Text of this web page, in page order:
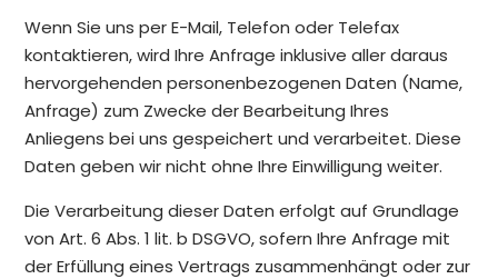
Wenn Sie uns per E-Mail, Telefon oder Telefax
kontaktieren, wird Ihre Anfrage inklusive aller daraus
hervorgehenden personenbezogenen Daten (Name,
Anfrage) zum Zwecke der Bearbeitung Ihres
Anliegens bei uns gespeichert und verarbeitet. Diese
Daten geben wir nicht ohne Ihre Einwilligung weiter.
Die Verarbeitung dieser Daten erfolgt auf Grundlage
von Art. 6 Abs. 1 lit. b DSGVO, sofern Ihre Anfrage mit
der Erfüllung eines Vertrags zusammenhängt oder zur